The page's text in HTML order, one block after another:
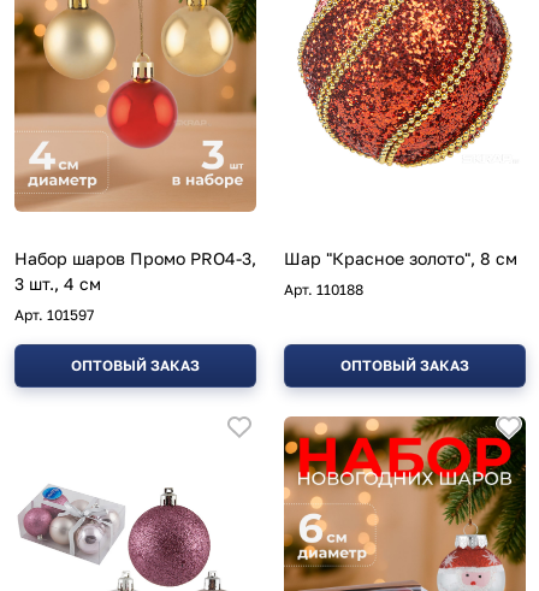
Набор шаров Промо PRO4-3,
3 шт., 4 см
Арт. 101597
ОПТОВЫЙ ЗАКАЗ
Шар "Красное золото", 8 см
Арт. 110188
ОПТОВЫЙ ЗАКАЗ